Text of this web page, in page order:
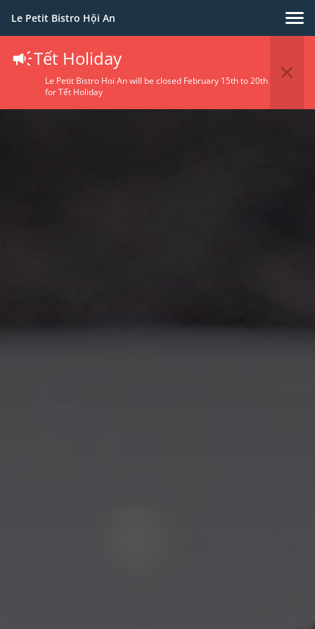
Le Petit Bistro Hội An
Tết Holiday
Le Petit Bistro Hoi An will be closed February 15th to 20th
for Tết Holiday